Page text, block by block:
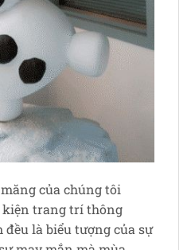
của chúng tôi
trang trí thông
là biểu tượng của sự